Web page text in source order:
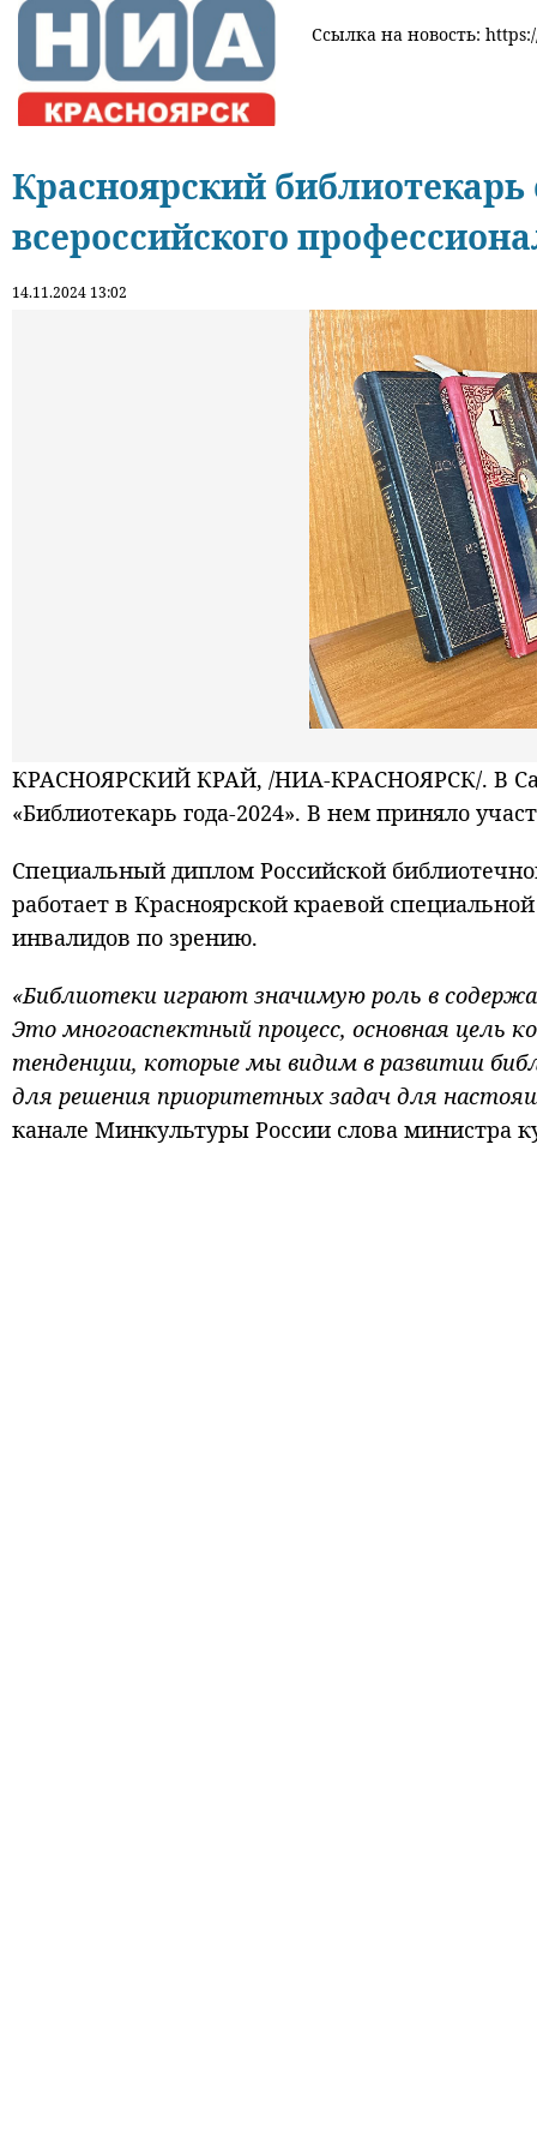
Ссылка на новость:
Красноярский
всероссийского
14.11.2024 13:02
КРАСНОЯРСКИЙ КРАЙ, /НИА-КРАСНОЯРСК/. В
«Библиотекарь года-2024». В нем приняло
Специальный диплом Российской
работает в Красноярской краевой
инвалидов по зрению.
«Библиотеки играют значимую роль в
Это многоаспектный процесс, основная цель
тенденции, которые мы видим в развитии
для решения приоритетных задач для
канале Минкультуры России слова министра